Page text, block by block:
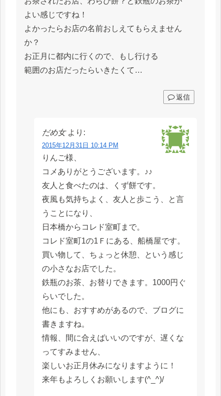
よい感じですね！
よかったらお店の名前おしえてもらえません
か？
お正月に都内に行くので、もし行ける
範囲のお店だったらいきたくて…
返信
だめ女 より:
2015年12月31日 10:14 PM
りんご様、
コメありがとうございます。♪♪
友人と食べたのは、くず餅です。
夜風も気持ちよく、友人と歩こう、と言
うことになり、
日本橋からコレド室町まで。
コレド室町1の1Ｆにある、船橋屋です。
買い物して、ちょっと休憩、という感じ
の小さなお店でした。
鉄瓶のお茶、お替りできます。1000円ぐ
らいでした。
他にも、おすすめがあるので、ブログに
書きますね。
情報、間に合えばいいのですが、遅くな
ってすみません、
楽しいお正月休みになりますように！
来年もよろしくお願いします(^_^)/